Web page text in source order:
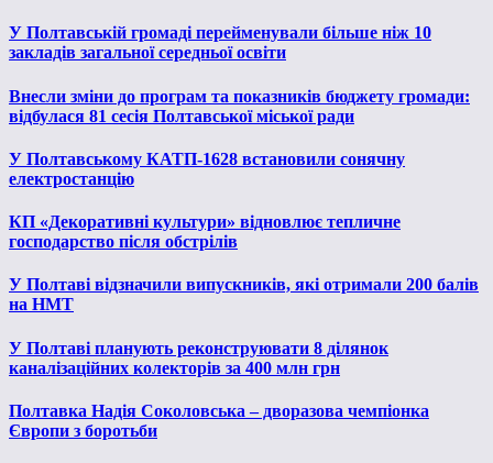
У Полтавській громаді перейменували більше ніж 10
закладів загальної середньої освіти
Внесли зміни до програм та показників бюджету громади:
відбулася 81 сесія Полтавської міської ради
У Полтавському КАТП-1628 встановили сонячну
електростанцію
КП «Декоративні культури» відновлює тепличне
господарство після обстрілів
У Полтаві відзначили випускників, які отримали 200 балів
на НМТ
У Полтаві планують реконструювати 8 ділянок
каналізаційних колекторів за 400 млн грн
Полтавка Надія Соколовська – дворазова чемпіонка
Європи з боротьби